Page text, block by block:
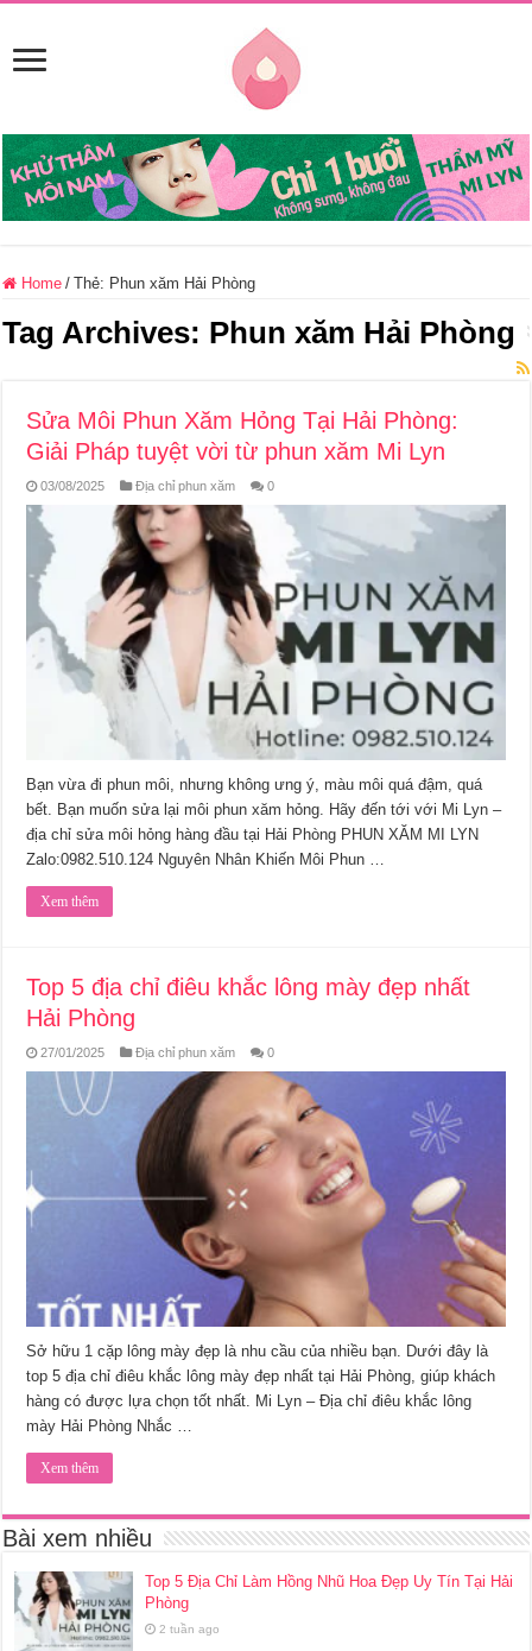
Home / Thẻ: Phun xăm Hải Phòng
Tag Archives: Phun xăm Hải Phòng
Sửa Môi Phun Xăm Hỏng Tại Hải Phòng:
Giải Pháp tuyệt vời từ phun xăm Mi Lyn
03/08/2025 Địa chỉ phun xăm 0
Bạn vừa đi phun môi, nhưng không ưng ý, màu môi quá đậm, quá
bết. Bạn muốn sửa lại môi phun xăm hỏng. Hãy đến tới với Mi Lyn –
địa chỉ sửa môi hỏng hàng đầu tại Hải Phòng PHUN XĂM MI LYN
Zalo:0982.510.124 Nguyên Nhân Khiến Môi Phun …
Xem thêm
Top 5 địa chỉ điêu khắc lông mày đẹp nhất
Hải Phòng
27/01/2025 Địa chỉ phun xăm 0
Sở hữu 1 cặp lông mày đẹp là nhu cầu của nhiều bạn. Dưới đây là
top 5 địa chỉ điêu khắc lông mày đẹp nhất tại Hải Phòng, giúp khách
hàng có được lựa chọn tốt nhất. Mi Lyn – Địa chỉ điêu khắc lông
mày Hải Phòng Nhắc …
Xem thêm
Bài xem nhiều
Top 5 Địa Chỉ Làm Hồng Nhũ Hoa Đẹp Uy Tín Tại Hải
Phòng
2 tuần ago